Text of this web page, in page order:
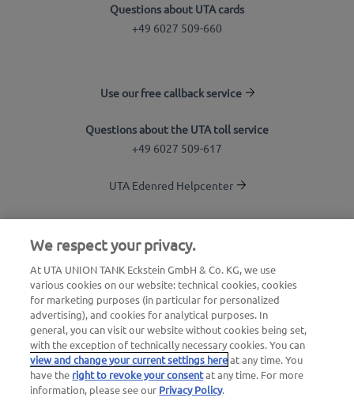
Questions about UTA cards
+49 6027 509-660
Use our free callback service
Questions about the UTA toll service
+49 6027 509-617
UTA Edenred Helpcenter
UTA Stationsfinder
Login to customer area
About UTA Edenred
UTA Academy
We respect your privacy.
At UTA UNION TANK Eckstein GmbH & Co. KG, we use
various cookies on our website: technical cookies, cookies
for marketing purposes (in particular for personalized
advertising), and cookies for analytical purposes. In
general, you can visit our website without cookies being set,
with the exception of technically necessary cookies. You can
view and change your current settings hereat any time. You
have the right to revoke your consentat any time. For more
information, please see our Privacy Policy.